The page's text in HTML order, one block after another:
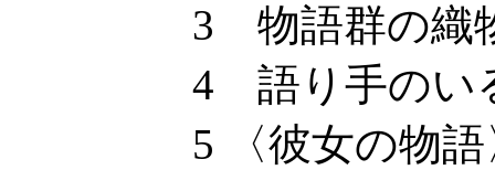
3 物語群の織物
4 語り手のいる
5 〈彼女の物語〉